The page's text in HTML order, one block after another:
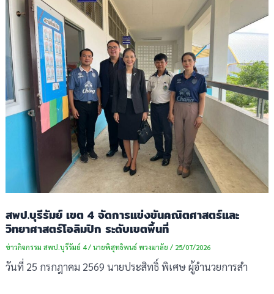
สพป.บุรีรัมย์ เขต 4 จัดการแข่งขันคณิตศาสตร์และ
วิทยาศาสตร์โอลิมปิก ระดับเขตพื้นที่
ข่าวกิจกรรม สพป.บุรีรัมย์ 4/ นายพิสุทธิพนธ์ พวงมาลัย / 25/07/2026
วันที่ 25 กรกฎาคม 2569 นายประสิทธิ์ พิเศษ ผู้อำนวยการสำ